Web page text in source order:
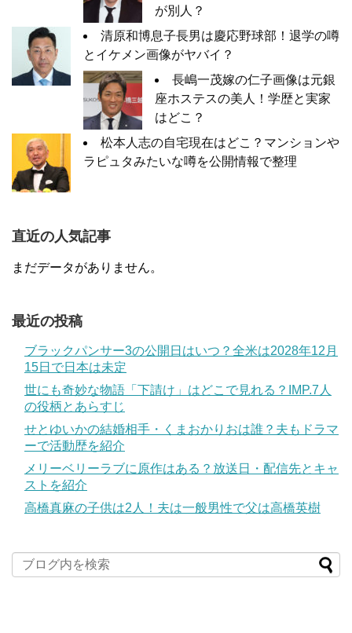
が別人？
清原和博息子長男は慶応野球部！退学の噂
とイケメン画像がヤバイ？
長嶋一茂嫁の仁子画像は元銀
座ホステスの美人！学歴と実家
はどこ？
松本人志の自宅現在はどこ？マンションや
ラピュタみたいな噂を公開情報で整理
直近の人気記事
まだデータがありません。
最近の投稿
ブラックパンサー3の公開日はいつ？全米は2028年12月
15日で日本は未定
世にも奇妙な物語「下請け」はどこで見れる？IMP.7人
の役柄とあらすじ
せとゆいかの結婚相手・くまおかりおは誰？夫もドラマ
ーで活動歴を紹介
メリーベリーラブに原作はある？放送日・配信先とキャ
ストを紹介
高橋真麻の子供は2人！夫は一般男性で父は高橋英樹